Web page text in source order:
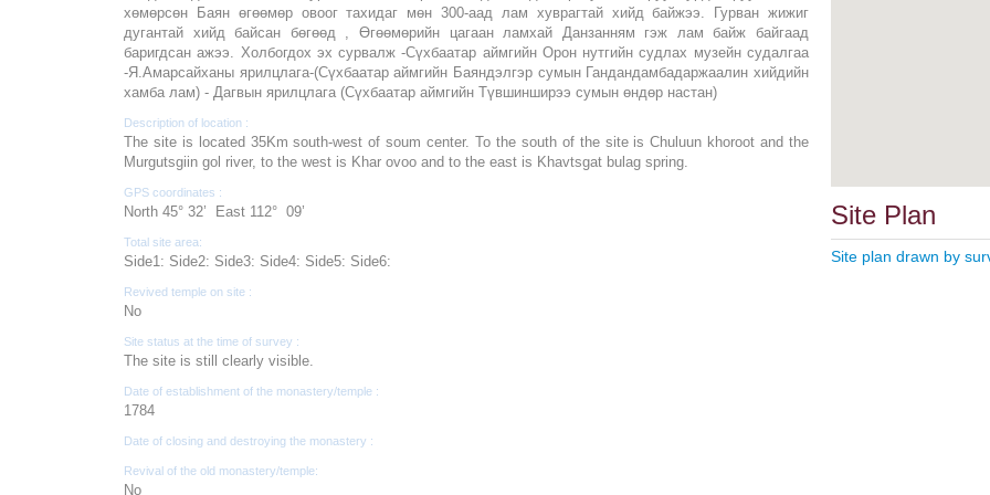
хөмөрсөн Баян өгөөмөр овоог тахидаг мөн 300-аад лам хуврагтай хийд байжээ. Гурван жижиг
дугантай хийд байсан бөгөөд , Өгөөмөрийн цагаан ламхай Данзанням гэж лам байж байгаад
баригдсан ажээ. Холбогдох эх сурвалж -Сүхбаатар аймгийн Орон нутгийн судлах музейн судалгаа
-Я.Амарсайханы ярилцлага-(Сүхбаатар аймгийн Баяндэлгэр сумын Гандандамбадаржаалин хийдийн
хамба лам) - Дагвын ярилцлага (Сүхбаатар аймгийн Түвшинширээ сумын өндөр настан)
Description of location :
The site is located 35Km south-west of soum center. To the south of the site is Chuluun khoroot and the
Murgutsgiin gol river, to the west is Khar ovoo and to the east is Khavtsgat bulag spring.
GPS coordinates :
North 45° 32’ East 112° 09’
Total site area:
Side1: Side2: Side3: Side4: Side5: Side6:
Revived temple on site :
No
Site status at the time of survey :
The site is still clearly visible.
Date of establishment of the monastery/temple :
1784
Date of closing and destroying the monastery :
Revival of the old monastery/temple:
No
Site Plan
Site plan drawn by